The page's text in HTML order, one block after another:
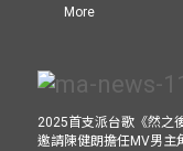
More
2025首支派台歌《然之
邀請陳健朗擔任MV男主